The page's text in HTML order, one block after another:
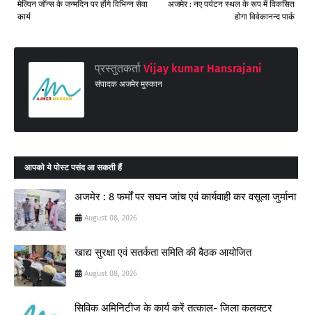
अजमेर : नए पर्यटन स्थल के रूप में विकसित
होगा विवेकानन्द पार्क
मेल्विन जॉन्स के जन्मदिन पर होंगे विभिन्न सेवा
कार्य
प्रस्तुतकर्ता Vijay kumar Hansrajani
संपादक अजमेर मुस्कान
आपको ये पोस्ट पसंद आ सकती हैं
अजमेर : 8 फर्मों पर सघन जांच एवं कार्यवाही कर वसूला जुर्माना
August 08, 2026
खाद्य सुरक्षा एवं सतर्कता समिति की बैठक आयोजित
August 08, 2026
सिविक अमिनिटीज के कार्य करें तत्काल- जिला कलक्टर